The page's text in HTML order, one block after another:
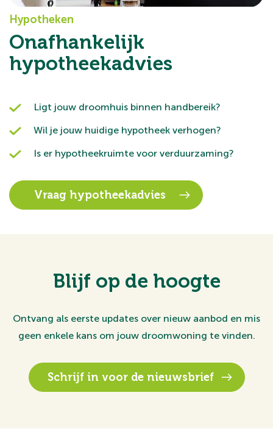
Hypotheken
Onafhankelijk
hypotheekadvies
Ligt jouw droomhuis binnen handbereik?
Wil je jouw huidige hypotheek verhogen?
Is er hypotheekruimte voor verduurzaming?
Vraag hypotheekadvies
Blijf op de hoogte
Ontvang als eerste updates over nieuw aanbod en mis
geen enkele kans om jouw droomwoning te vinden.
Schrijf in voor de nieuwsbrief